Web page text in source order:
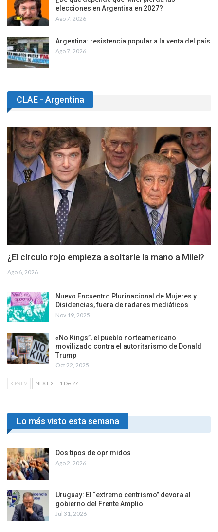
elecciones en Argentina en 2027?
Ago 7, 2026
Argentina: resistencia popular a la venta del país
Ago 7, 2026
CLAE - Argentina
¿El círculo rojo empieza a soltarle la mano a Milei?
Ago 6, 2026
Nuevo Encuentro Plurinacional de Mujeres y
Disidencias, fuera de radares mediáticos
Nov 19, 2025
«No Kings”, el pueblo norteamericano
movilizado contra el autoritarismo de Donald
Trump
Oct 22, 2025
PREV NEXT 1 De 27
Lo más visto esta semana
Dos tipos de oprimidos
Ago 2, 2026
Uruguay: El “extremo centrismo” devora al
gobierno del Frente Amplio
Jul 31, 2026